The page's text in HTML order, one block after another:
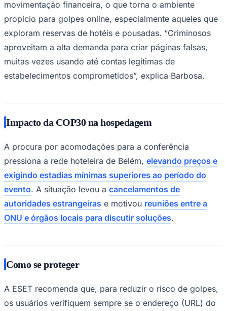
movimentação financeira, o que torna o ambiente
propício para golpes online, especialmente aqueles que
exploram reservas de hotéis e pousadas. “Criminosos
aproveitam a alta demanda para criar páginas falsas,
muitas vezes usando até contas legítimas de
estabelecimentos comprometidos”, explica Barbosa.
Impacto da COP30 na hospedagem
A procura por acomodações para a conferência
pressiona a rede hoteleira de Belém, elevando preços e
exigindo estadias mínimas superiores ao período do
evento. A situação levou a cancelamentos de
autoridades estrangeiras e motivou reuniões entre a
ONU e órgãos locais para discutir soluções.
Como se proteger
A ESET recomenda que, para reduzir o risco de golpes,
os usuários verifiquem sempre se o endereço (URL) do